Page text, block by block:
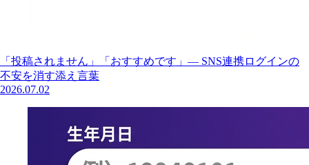
「投稿されません」「おすすめです」— SNS連携ログインの
不安を消す添え言葉
2026.07.02